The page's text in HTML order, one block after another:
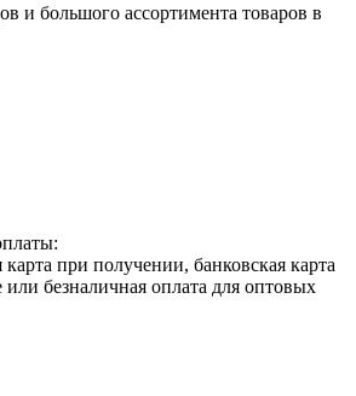
и большого ассортимента товаров в
при получении, банковская карта
безналичная оплата для оптовых